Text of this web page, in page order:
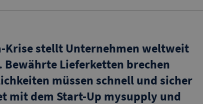
Krise stellt Unternehmen weltweit
Lieferketten brechen
müssen schnell und sicher
mit dem Start-Up mysupply und